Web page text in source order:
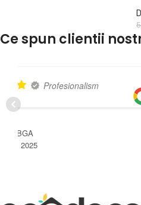
Ce spun clientii
Recomand